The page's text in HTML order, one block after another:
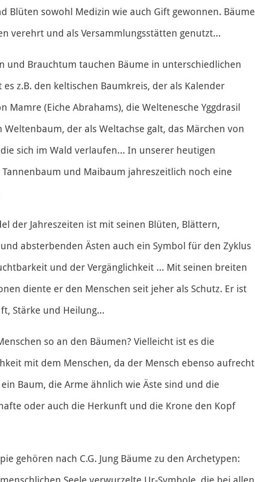
Blüten sowohl Medizin wie auch Gift gewonnen. Bäume
verehrt und als Versammlungsstätten genutzt…
und Brauchtum tauchen Bäume in unterschiedlichen
es z.B. den keltischen Baumkreis, der als Kalender
Mamre (Eiche Abrahams), die Weltenesche Yggdrasil
Weltenbaum, der als Weltachse galt, das Märchen von
sich im Wald verlaufen… In unserer heutigen
und Maibaum jahreszeitlich noch eine
der Jahreszeiten ist mit seinen Blüten, Blättern,
absterbenden Ästen auch ein Symbol für den Zyklus
und der Vergänglichkeit … Mit seinen breiten
diente er den Menschen seit jeher als Schutz. Er ist
Stärke und Heilung…
so an den Bäumen? Vielleicht ist es die
mit dem Menschen, da der Mensch ebenso aufrecht
Baum, die Arme ähnlich wie Äste sind und die
oder auch die Herkunft und die Krone den Kopf
gehören nach C.G. Jung Bäume zu den Archetypen: